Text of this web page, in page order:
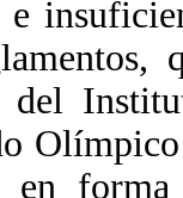
e
forma